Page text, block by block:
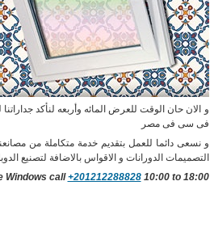
و الان حان الوقت للعرض المائه وأربعه لنأكد
فى سى فى مصر
و نسعى دائما للعمل بتقديم خدمة متكاملة من
التصميمات الدورانات و الاقواس بالاضافة لتصنيع
Windows call+201212288828 10:00 to 18:00